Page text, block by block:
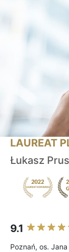
LAUREAT
Łukasz
9.1
Poznań, os.